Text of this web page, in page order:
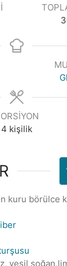
4 kişilik
kuru börülce
yeşil